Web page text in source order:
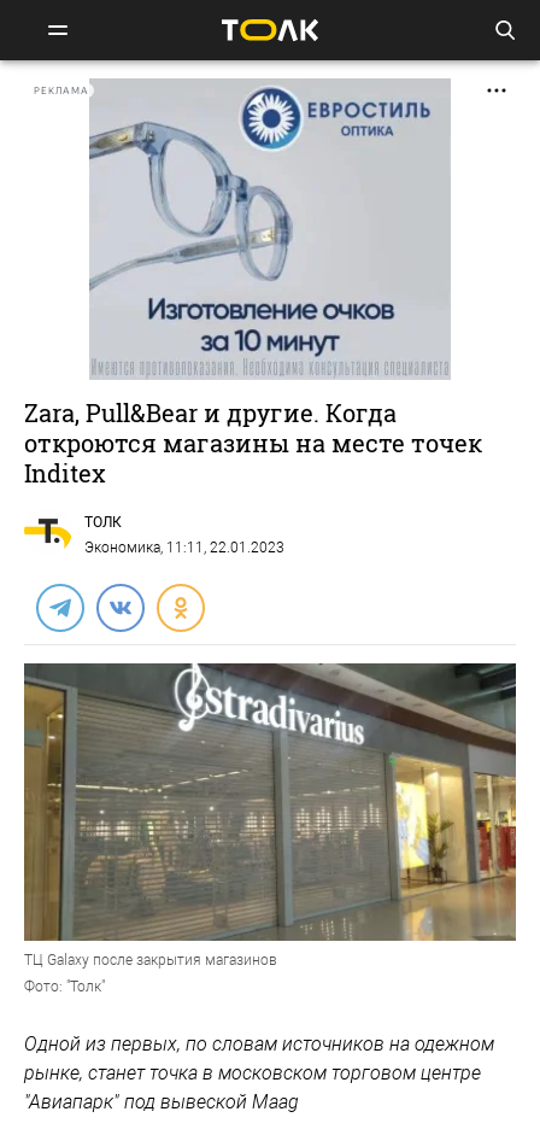
РЕКЛАМА
Zara, Pull&Bear и другие. Когда
откроются магазины на месте точек
Inditex
ТОЛК
Экономика, 11:11, 22.01.2023
ТЦ Galaxy после закрытия магазинов
Фото: "Толк"
Одной из первых, по словам источников на одежном
рынке, станет точка в московском торговом центре
"Авиапарк" под вывеской Maag